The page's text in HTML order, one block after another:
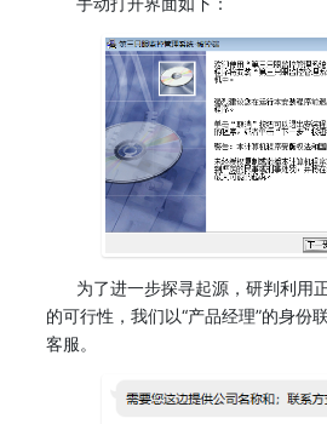
为了进一步探寻起源，研判利用
的可行性，我们以“产品经理”的身份
客服。